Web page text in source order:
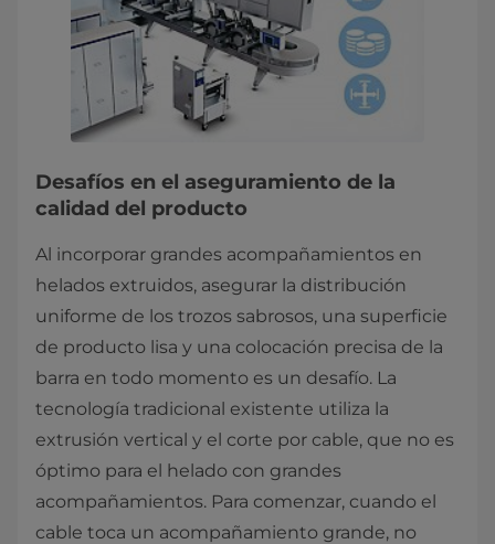
Desafíos en el aseguramiento de la
calidad del producto
Al incorporar grandes acompañamientos en
helados extruidos, asegurar la distribución
uniforme de los trozos sabrosos, una superficie
de producto lisa y una colocación precisa de la
barra en todo momento es un desafío. La
tecnología tradicional existente utiliza la
extrusión vertical y el corte por cable, que no es
óptimo para el helado con grandes
acompañamientos. Para comenzar, cuando el
cable toca un acompañamiento grande, no